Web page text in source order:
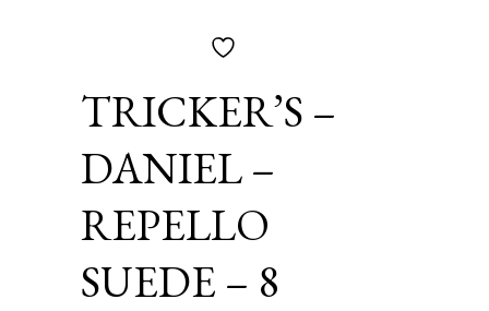
TRICKER’S –
DANIEL –
REPELLO
SUEDE – 8